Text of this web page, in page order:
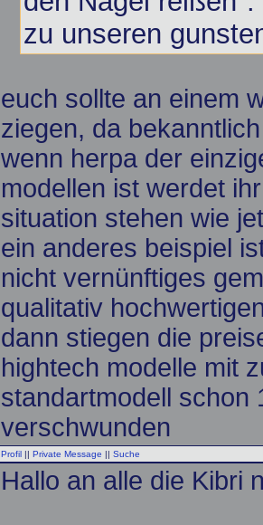
zu unseren
euch sollte an einem
ziegen, da
wenn herpa der
modellen ist werdet
situation stehen wie
ein anderes beispiel
nicht vernünftiges
qualitativ
dann stiegen die
hightech modelle mit
standartmodell schon
verschwunden
Profil || Private Message || Suche
Hallo an alle die Kibri